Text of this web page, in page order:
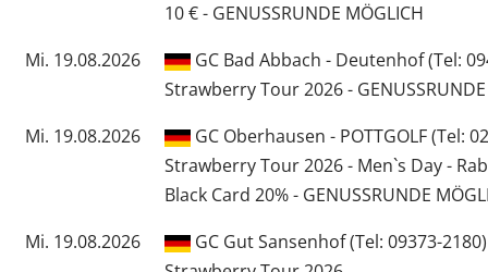
10 € - GENUSSRUNDE MÖGLICH
Mi. 19.08.2026
GC Bad Abbach - Deutenhof (Tel:
Strawberry Tour 2026 -
Mi. 19.08.2026
GC Oberhausen - POTTGOLF (Tel:
Strawberry Tour 2026 - Men`s Day -
Black Card 20% - GENUSSRUNDE
Mi. 19.08.2026
GC Gut Sansenhof (Tel: 09373-2180)